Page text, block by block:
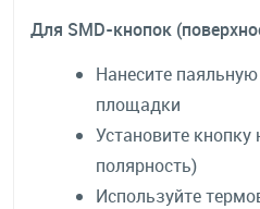
Для SMD-кнопок
Нанесите
площадки
Установите
полярность)
Используйте